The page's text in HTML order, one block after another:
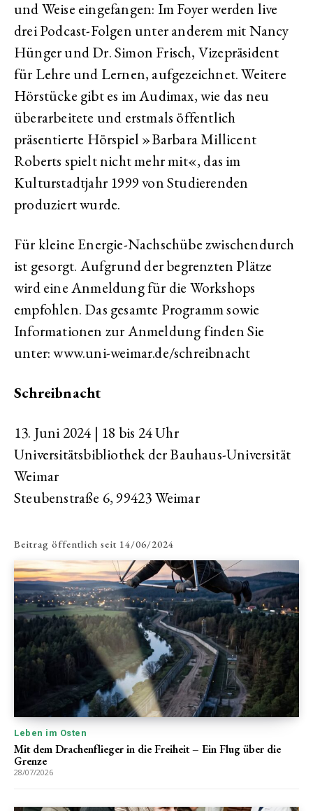
und Weise eingefangen: Im Foyer werden live
drei Podcast-Folgen unter anderem mit Nancy
Hünger und Dr. Simon Frisch, Vizepräsident
für Lehre und Lernen, aufgezeichnet. Weitere
Hörstücke gibt es im Audimax, wie das neu
überarbeitete und erstmals öffentlich
präsentierte Hörspiel »Barbara Millicent
Roberts spielt nicht mehr mit«, das im
Kulturstadtjahr 1999 von Studierenden
produziert wurde.
Für kleine Energie-Nachschübe zwischendurch
ist gesorgt. Aufgrund der begrenzten Plätze
wird eine Anmeldung für die Workshops
empfohlen. Das gesamte Programm sowie
Informationen zur Anmeldung finden Sie
unter: www.uni-weimar.de/schreibnacht
Schreibnacht
13. Juni 2024 | 18 bis 24 Uhr
Universitätsbibliothek der Bauhaus-Universität
Weimar
Steubenstraße 6, 99423 Weimar
Beitrag öffentlich seit 14/06/2024
Leben im Osten
Mit dem Drachenflieger in die Freiheit – Ein Flug über die
Grenze
28/07/2026